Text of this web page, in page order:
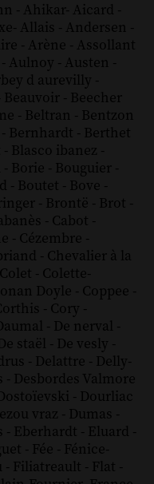
- Ahikar- Aicard -
- Allais - Andersen -
- Arène - Assollant
- Aulnoy - Austen -
d aurevilly -
Beauvoir - Beecher
- Beltran - Bentzon
- Bernhardt - Berthet
- Blasco ibanez -
- Borie - Bouguier -
- Boutet - Bove -
- Brontë - Brot -
- Cabot -
- Cézembre -
- Chevalier à la
Colet - Colette-
Doyle - Coppee -
- Cory -
- De nerval -
staël - De vesly -
- Delattre - Delly-
- Desbordes Valmore
- Dourliac
vraz - Dumas -
- Eberhardt - Eluard -
- Fée - Fénice-
- Filiatreault - Flat -